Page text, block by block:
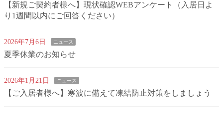
【新規ご契約者様へ】現状確認WEBアンケート（入居日よ
り1週間以内にご回答ください）
2026年7月6日 ニュース
夏季休業のお知らせ
2026年1月21日 ニュース
【ご入居者様へ】寒波に備えて凍結防止対策をしましょう